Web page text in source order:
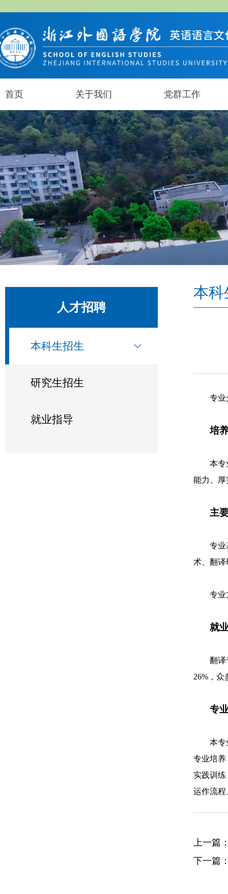
首页 关于我们 党群工作
人才招聘
本科生招生
研究生招生
就业指导
本科
专业
培
本专
能力、厚
主
专业
术、翻译
专业
就
翻译
26%，
专
本专
专业培养
实践训
运作流程
上一篇
下一篇